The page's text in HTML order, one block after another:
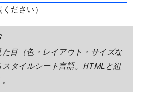
ださい）
た目（色・レイアウト・サイズな
スタイルシート言語。HTMLと組